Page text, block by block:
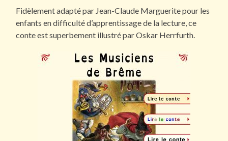
Fidèlement adapté par Jean-Claude Marguerite pour les
enfants en difficulté d’apprentissage de la lecture, ce
conte est superbement illustré par Oskar Herrfurth.